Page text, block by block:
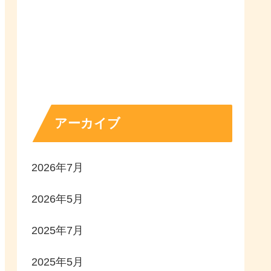
アーカイブ
2026年7月
2026年5月
2025年7月
2025年5月